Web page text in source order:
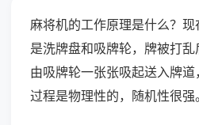
麻将机的工作原理是什么？
是洗牌盘和吸牌轮，牌被打
由吸牌轮一张张吸起送入牌
过程是物理性的，随机性很强。